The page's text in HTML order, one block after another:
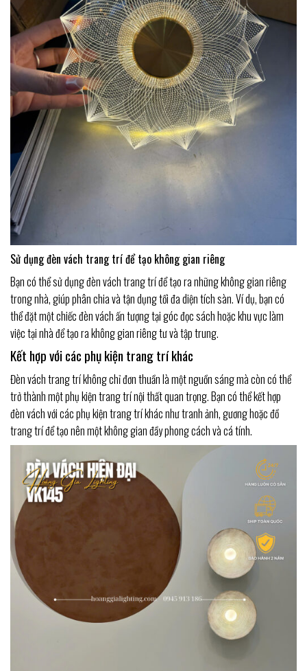
Sử dụng đèn vách trang trí để tạo không gian riêng
Bạn có thể sử dụng đèn vách trang trí để tạo ra những không gian riêng
trong nhà, giúp phân chia và tận dụng tối đa diện tích sàn. Ví dụ, bạn có
thể đặt một chiếc đèn vách ấn tượng tại góc đọc sách hoặc khu vực làm
việc tại nhà để tạo ra không gian riêng tư và tập trung.
Kết hợp với các phụ kiện trang trí khác
Đèn vách trang trí không chỉ đơn thuần là một nguồn sáng mà còn có thể
trở thành một phụ kiện trang trí nội thất quan trọng. Bạn có thể kết hợp
đèn vách với các phụ kiện trang trí khác như tranh ảnh, gương hoặc đồ
trang trí để tạo nên một không gian đầy phong cách và cá tính.